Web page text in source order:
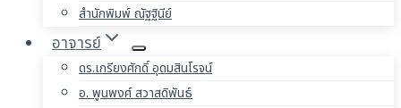
สำนักพิมพ์ ณัฐฐินีย์
อาจารย์
ดร.เกรียงศักดิ์ อุดมสินโรจน์
อ. พูนพงศ์ สวาสดิพันธ์